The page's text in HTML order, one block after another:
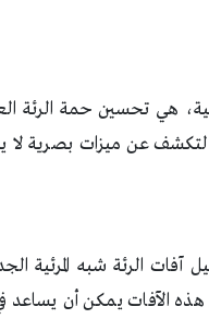
هي تحسين حمة الرئة
لتكشف عن ميزات بصرية لا
الرئة شبه المرئية
الآفات يمكن أن يساعد